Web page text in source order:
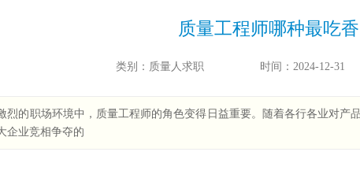
质量工程师哪种最吃
类别： 质量人求职 时间： 2024-12-31
烈的职场环境中，质量工程师的角色变得日益重要。随着各行各业对
企业竞相争夺的